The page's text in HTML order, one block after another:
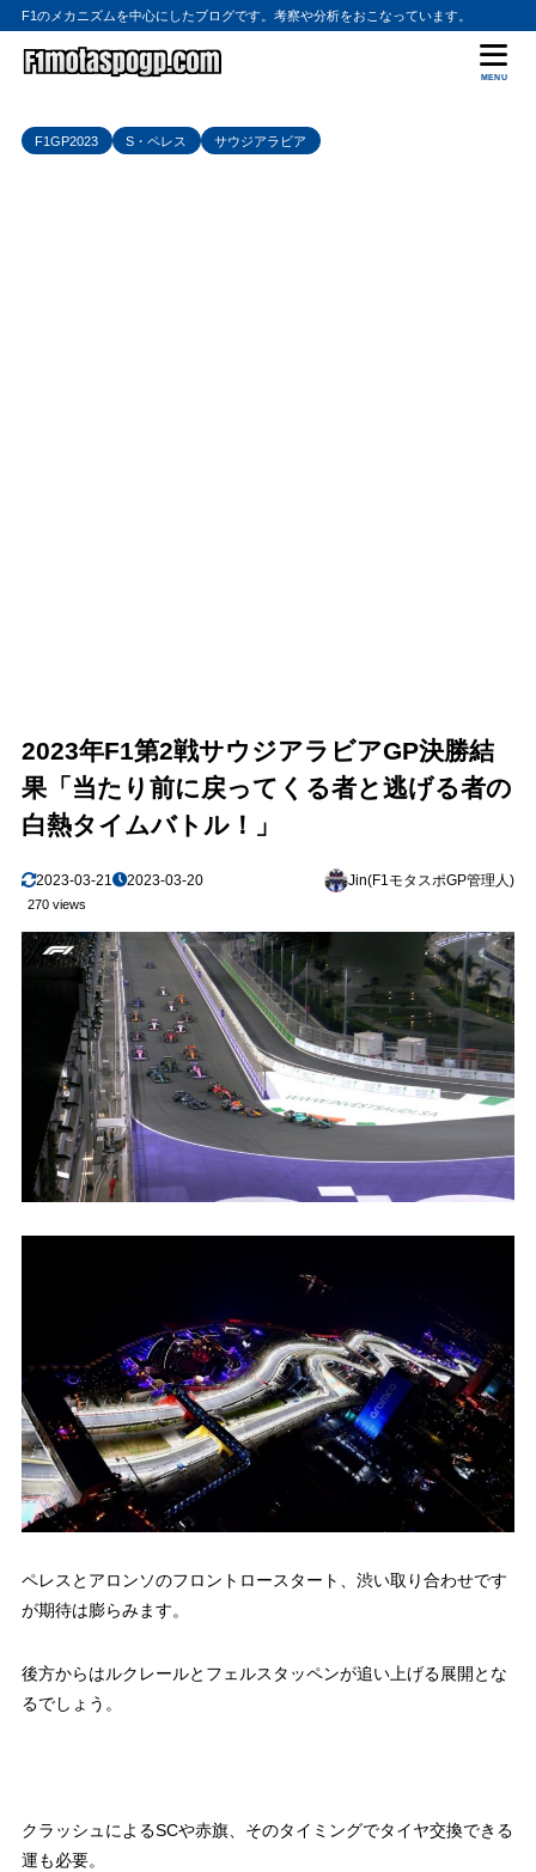
F1のメカニズムを中心にしたブログです。考察や分析をおこなっています。
MENU
F1GP2023 S・ペレス サウジアラビア
2023年F1第2戦サウジアラビアGP決勝結
果「当たり前に戻ってくる者と逃げる者の
白熱タイムバトル！」
2023-03-21 2023-03-20 Jin(F1モタスポGP管理人)
270 views
ペレスとアロンソのフロントロースタート、渋い取り合わせです
が期待は膨らみます。
後方からはルクレールとフェルスタッペンが追い上げる展開とな
るでしょう。
クラッシュによるSCや赤旗、そのタイミングでタイヤ交換できる
運も必要。